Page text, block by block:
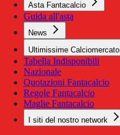
Asta Fantacalcio
Guida all'asta
News
Ultimissime Calciomercato
Tabella Indisponibili
Nazionale
Quotazioni Fantacalcio
Regole Fantacalcio
Maglie Fantacalcio
I siti del nostro network